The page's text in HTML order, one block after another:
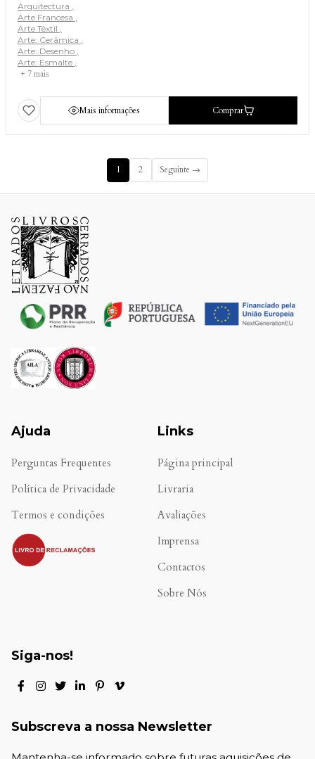
Arquitectura
Arte Francesa
Arte Têxtil
Arte: Cerâmica
Arte: Desenho
Arte: Esmalte
+ 7 mais
Mais informações Comprar
1 2 Seguinte →
Ajuda
Perguntas Frequentes
Política de Privacidade
Termos e condições
.
Links
Página principal
Livraria
Avaliações
Imprensa
Contactos
Sobre Nós
Siga-nos!
Subscreva a nossa Newsletter